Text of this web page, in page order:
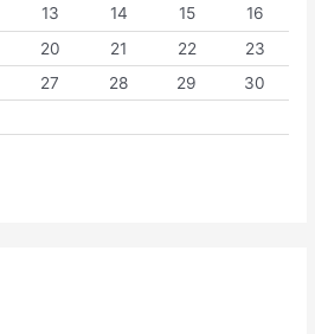
13 14 15
16
20 21 22
23
27 28 29
30